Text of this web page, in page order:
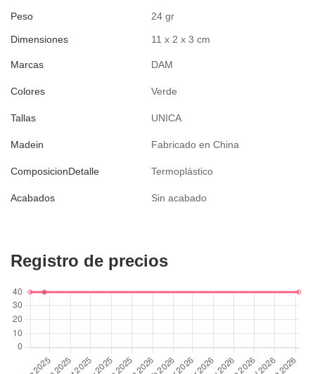
Peso 24 gr
Dimensiones 11 x 2 x 3 cm
Marcas DAM
Colores Verde
Tallas UNICA
Madein Fabricado en China
ComposicionDetalle Termoplástico
Acabados Sin acabado
Registro de precios